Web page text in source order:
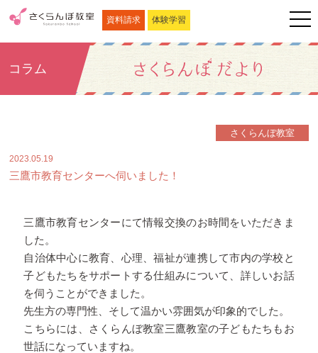
資料請求 体験学習
コラム
さくらんぼ教室
2023.05.19
三鷹市教育センターへ伺いました！
三鷹市教育センターにて情報交換のお時間をいただきま
した。
自治体中心に教育、心理、福祉が連携して市内の学校と
子どもたちをサポートする仕組みについて、詳しいお話
を伺うことができました。
先生方の専門性、そして温かい雰囲気が印象的でした。
こちらには、さくらんぼ教室三鷹教室の子どもたちもお
世話になっていますね。